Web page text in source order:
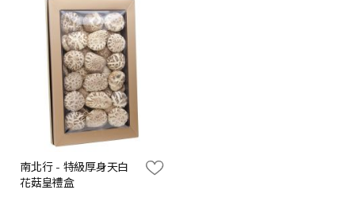
南北行 - 特級厚身天白
花菇皇禮盒